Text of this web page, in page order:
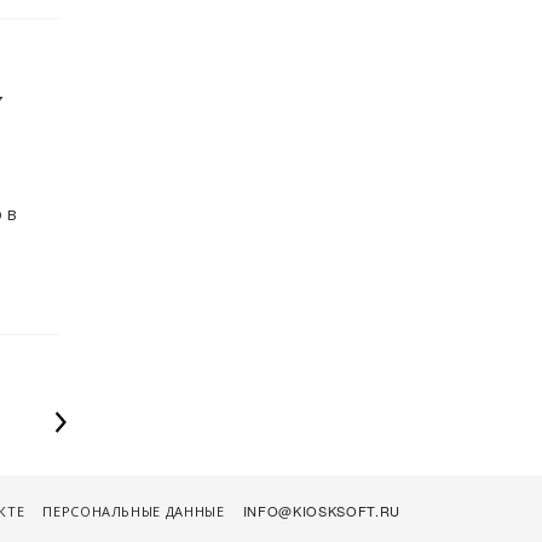
в
ПЕРСОНАЛЬНЫЕ ДАННЫЕ INFO@KIOSKSOFT.RU